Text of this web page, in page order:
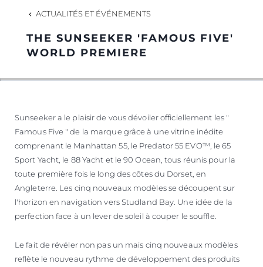
NOTRE ÉQUIPE
NOTRE HÉRITAGE
ACTUALITÉS ET ÉVÉNEMENTS
THE SUNSEEKER 'FAMOUS FIVE'
WORLD PREMIERE
Sunseeker a le plaisir de vous dévoiler officiellement les "
Famous Five " de la marque grâce à une vitrine inédite
comprenant le Manhattan 55, le Predator 55 EVO™, le 65
Sport Yacht, le 88 Yacht et le 90 Ocean, tous réunis pour la
toute première fois le long des côtes du Dorset, en
Angleterre. Les cinq nouveaux modèles se découpent sur
l'horizon en navigation vers Studland Bay. Une idée de la
perfection face à un lever de soleil à couper le souffle.
Le fait de révéler non pas un mais cinq nouveaux modèles
reflète le nouveau rythme de développement des produits